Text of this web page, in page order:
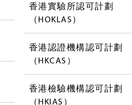
香港實驗所認可計劃
（HOKLAS）
香港認證機構認可計劃
（HKCAS）
香港檢驗機構認可計劃
（HKIAS）